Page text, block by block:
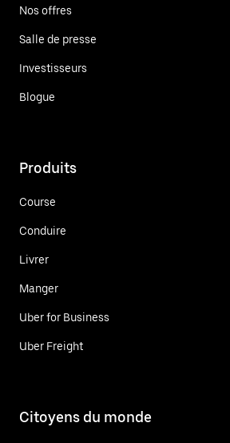
Nos offres
Salle de presse
Investisseurs
Blogue
Produits
Course
Conduire
Livrer
Manger
Uber for Business
Uber Freight
Citoyens du monde